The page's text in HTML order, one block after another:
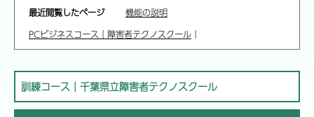
最近閲覧したページ
機能の説明
PCビジネスコース｜障害者テクノスクール ｜
訓練コース｜千葉県立障害者テクノスクール